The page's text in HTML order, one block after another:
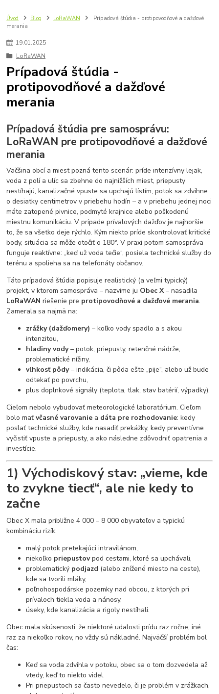
Úvod Blog LoRaWAN
Prípadová štúdia - protipovodňové a dažďové
merania
19.01.2025
LoRaWAN
Prípadová štúdia -
protipovodňové a dažďové
merania
Prípadová štúdia pre samosprávu:
LoRaWAN pre protipovodňové a dažďové
merania
Väčšina obcí a miest pozná tento scenár: príde intenzívny lejak,
voda z polí a ulíc sa zbehne do najnižších miest, priepusty
nestíhajú, kanalizačné vpuste sa upchajú lístím, potok sa zdvihne
o desiatky centimetrov v priebehu hodín – a v priebehu jednej noci
máte zatopené pivnice, podmyté krajnice alebo poškodenú
miestnu komunikáciu. V prípade prívalových dažďov je najhoršie
to, že sa všetko deje rýchlo. Kým niekto príde skontrolovať kritické
body, situácia sa môže otočiť o 180°. V praxi potom samospráva
funguje reaktívne: „keď už voda tečie“, posiela technické služby do
terénu a spolieha sa na telefonáty občanov.
Táto prípadová štúdia popisuje realistický (a veľmi typický)
projekt, v ktorom samospráva – nazvime ju Obec X– nasadila
LoRaWAN riešenie pre protipovodňové a dažďové merania.
Zamerala sa najmä na:
zrážky (dažďomery) – koľko vody spadlo a s akou
intenzitou,
hladiny vody– potok, priepusty, retenčné nádrže,
problematické nížiny,
vlhkosť pôdy– indikácia, či pôda ešte „pije“, alebo už bude
odtekať po povrchu,
plus doplnkové signály (teplota, tlak, stav batérií, výpadky).
Cieľom nebolo vybudovať meteorologické laboratórium. Cieľom
bolo maťvčasné varovanie a dáta pre rozhodovanie: kedy
poslať technické služby, kde nasadiť prekážky, kedy preventívne
vyčistiť vpuste a priepusty, a ako následne zdôvodniť opatrenia a
investície.
1) Východiskový stav: „vieme, kde
to zvykne tiecť“, ale nie kedy to
začne
Obec X mala približne 4 000 – 8 000 obyvateľov a typickú
kombináciu rizík:
malý potok pretekajúci intravilánom,
niekoľko priepustovpod cestami, ktoré sa upchávali,
problematický podjazd (alebo znížené miesto na ceste),
kde sa tvorili mláky,
poľnohospodárske pozemky nad obcou, z ktorých pri
prívaloch tiekla voda a nánosy,
úseky, kde kanalizácia a rigoly nestíhali.
Obec mala skúsenosti, že niektoré udalosti prídu raz ročne, iné
raz za niekoľko rokov, no vždy sú nákladné. Najväčší problém bol
čas:
Keď sa voda zdvihla v potoku, obec sa o tom dozvedela až
vtedy, keď to niekto videl.
Pri priepustoch sa často nevedelo, či je problém v zrážkach,